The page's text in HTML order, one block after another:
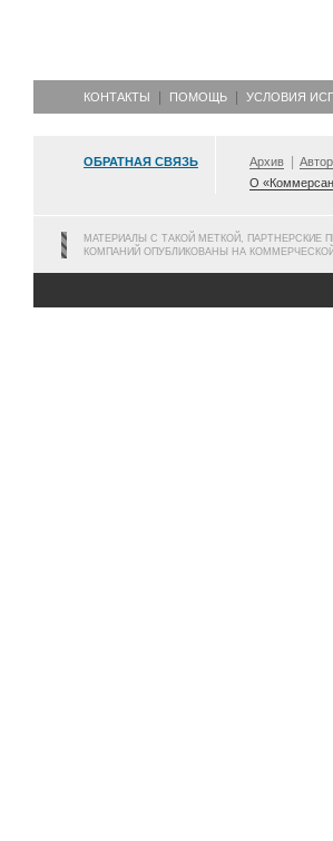
КОНТАКТЫ ПОМОЩЬ УСЛОВИЯ
ОБРАТНАЯ СВЯЗЬ Архив
О
МАТЕРИАЛЫ С ТАКОЙ МЕТКОЙ, ПАРТНЕРСКИЕ
КОМПАНИЙ ОПУБЛИКОВАНЫ НА